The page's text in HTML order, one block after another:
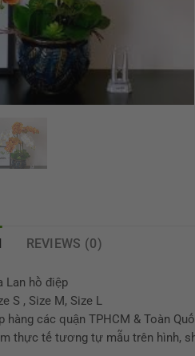
REVIEWS (0)
Lan hồ điệp
S , Size M, Size L
hàng các quận TPHCM & Toàn
thực tế tương tự mẫu trên hình,